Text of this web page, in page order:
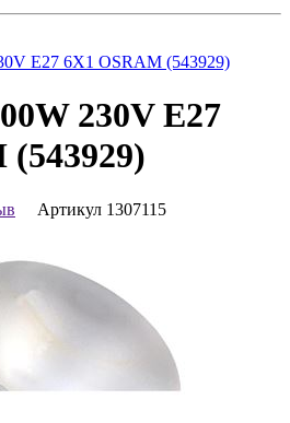
E27 6X1 OSRAM (543929)
230V E27
(543929)
Артикул 1307115